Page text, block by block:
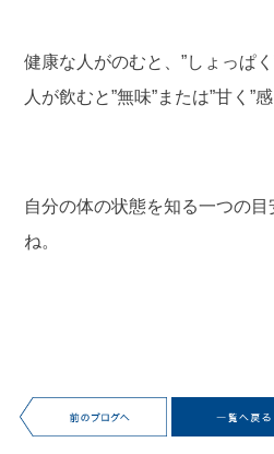
健康な人がのむと、”しょっぱ
人が飲むと”無味”または”甘く”
自分の体の状態を知る一つの
ね。